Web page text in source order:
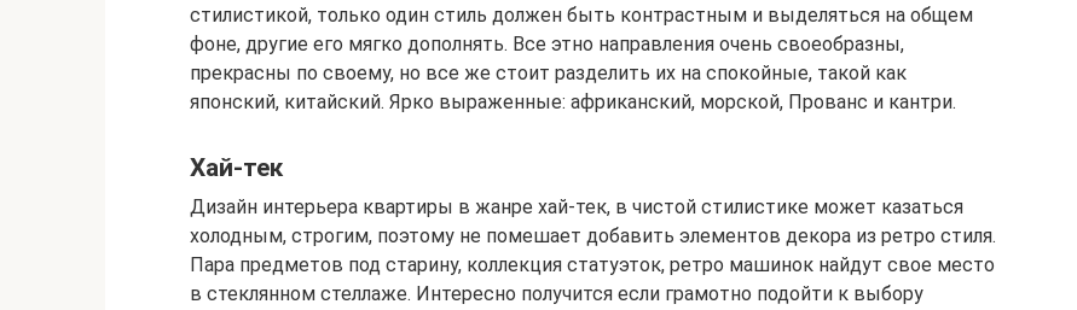
стилистикой, только один стиль должен быть контрастным и выделяться на общем
фоне, другие его мягко дополнять. Все этно направления очень своеобразны,
прекрасны по своему, но все же стоит разделить их на спокойные, такой как
японский, китайский. Ярко выраженные: африканский, морской, Прованс и кантри.
Хай-тек
Дизайн интерьера квартиры в жанре хай-тек, в чистой стилистике может казаться
холодным, строгим, поэтому не помешает добавить элементов декора из ретро стиля.
Пара предметов под старину, коллекция статуэток, ретро машинок найдут свое место
в стеклянном стеллаже. Интересно получится если грамотно подойти к выбору